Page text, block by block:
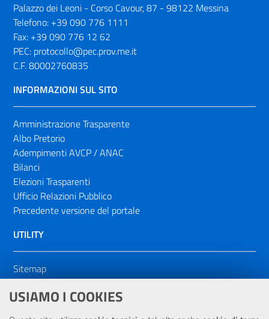
USIAMO I COOKIES
Palazzo dei Leoni - Corso Cavour, 87 - 98122 Messina
Telefono: +39 090 776 1111
Fax: +39 090 776 12 62
PEC: protocollo@pec.prov.me.it
C.F. 80002760835
INFORMAZIONI SUL SITO
Amministrazione Trasparente
Albo Pretorio
Adempimenti AVCP / ANAC
Bilanci
Elezioni Trasparenti
Ufficio Relazioni Pubblico
Precedente versione del portale
UTILITY
Sitemap
Dichiarazione di accessibilità
NOTE LEGALI